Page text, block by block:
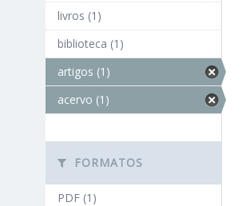
livros (1)
biblioteca (1)
artigos (1)
acervo (1)
FORMATOS
PDF (1)